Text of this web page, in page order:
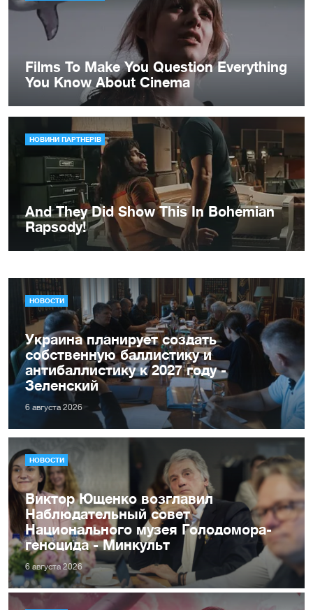
НОВОСТИ
Украина планирует создать
собственную баллистику и
антибаллистику к 2027 году -
Зеленский
6 августа 2026
НОВОСТИ
Виктор Ющенко возглавил
Наблюдательный совет
Национального музея Голодомора-
геноцида - Минкульт
6 августа 2026